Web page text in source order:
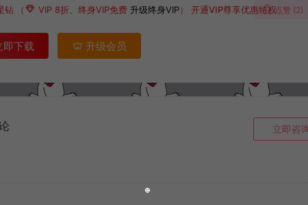
钻 （ VIP 8折、终身VIP免费 升级终身VIP）开通VIP尊享优惠特权点赞 (2)
即下载 升级会员
立即咨